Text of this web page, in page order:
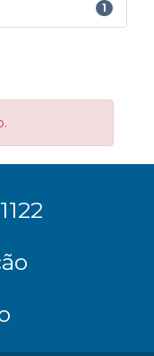
1